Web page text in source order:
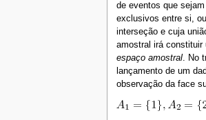
de eventos que
exclusivos entre si,
interseção e cuja
amostral irá constituir
espaço amostral. No
lançamento de um
observação da face